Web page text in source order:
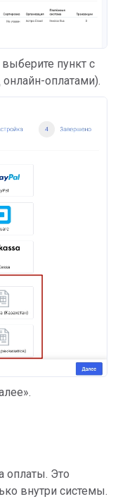
пункт с
оплатами).
оплаты. Это
внутри системы.